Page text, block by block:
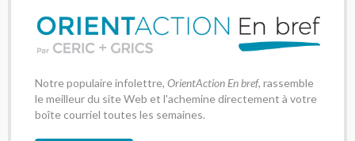
Notre populaire infolettre, OrientAction En bref, rassemble
le meilleur du site Web et l'achemine directement à votre
boîte courriel toutes les semaines.